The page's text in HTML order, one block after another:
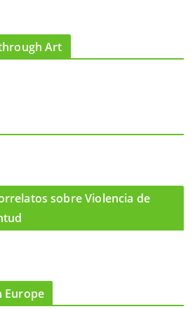
Art
sobre Violencia de
Europe